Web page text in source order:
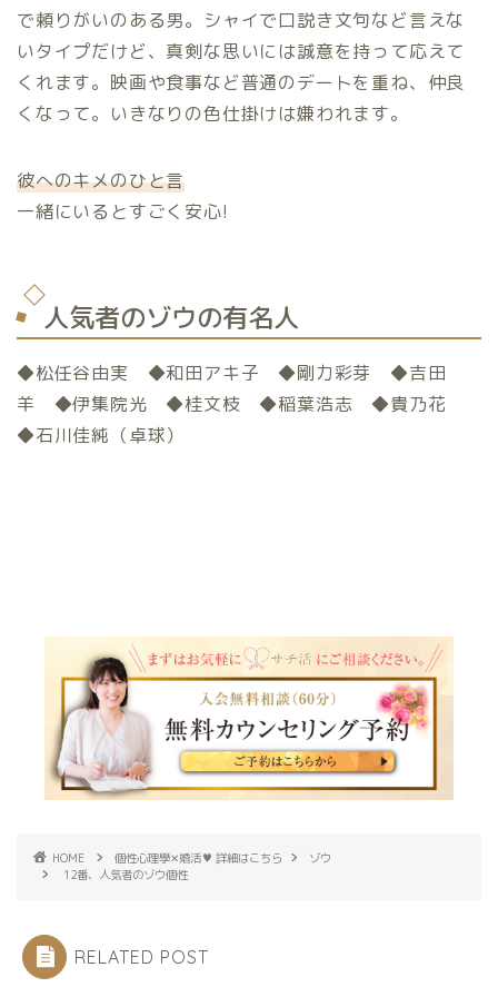
で頼りがいのある男。シャイで口説き文句など言えな
いタイプだけど、真剣な思いには誠意を持って応えて
くれます。映画や食事など普通のデートを重ね、仲良
くなって。いきなりの色仕掛けは嫌われます。
彼へのキメのひと言
一緒にいるとすごく安心!
人気者のゾウの有名人
◆松任谷由実 ◆和田アキ子 ◆剛力彩芽 ◆吉田
羊 ◆伊集院光 ◆桂文枝 ◆稲葉浩志 ◆貴乃花
◆石川佳純（卓球）
HOME 個性心理學✕婚活♥ 詳細はこちら
ゾウ
12番、人気者のゾウ個性
RELATED POST